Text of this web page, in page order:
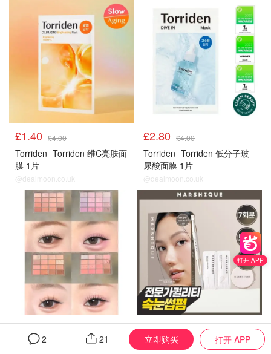
£1.40 £4.00
Torriden Torriden 维C亮肤面
膜 1片
@dealmoon.co.uk
£2.80 £4.00
Torriden Torriden 低分子玻
尿酸面膜 1片
@dealmoon.co.uk
£18.62
WAKEMAKE16色眼影盘
£22.05 £42.00
不用飞韩国！自己就能DIY烫
打开 APP
2 21 立即购买 打开 APP